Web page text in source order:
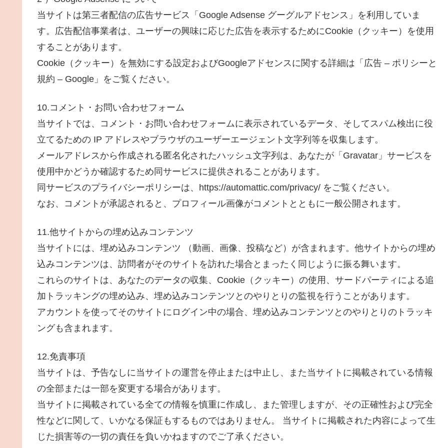
当サイトは第三者配信の広告サービス「Google Adsense グーグルアドセンス」を利用していま
す。広告配信事業者は、ユーザーの興味に応じた広告を表示するためにCookie（クッキー）を使用
することがあります。
Cookie（クッキー）を無効にする設定およびGoogleアドセンスに関する詳細は「広告 – ポリシーと
規約 – Google」をご覧ください。
10.コメント・お問い合わせフォーム
当サイトでは、コメント・お問い合わせフォームに表示されているデータ、そしてスパム検出に役
立てるための IP アドレスやブラウザのユーザーエージェント文字列等を収集します。
メールアドレスから作成される匿名化されたハッシュ文字列は、あなたが「Gravatar」サービスを
使用中かどうか確認するため同サービスに提供されることがあります。
同サービスのプライバシーポリシーは、https://automattic.com/privacy/ をご覧ください。
なお、コメントが承認されると、プロフィール画像がコメントとともに一般公開されます。
11.他サイトからの埋め込みコンテンツ
当サイトには、埋め込みコンテンツ （動画、画像、投稿など）が含まれます。他サイトからの埋め
込みコンテンツは、訪問者がそのサイトを訪れた場合とまったく同じように振る舞います。
これらのサイトは、あなたのデータの収集、Cookie（クッキー）の使用、サードパーティによる追
加トラッキングの埋め込み、埋め込みコンテンツとのやりとりの監視を行うことがあります。
アカウントを使ってそのサイトにログイン中の場合、埋め込みコンテンツとのやりとりのトラッキ
ングも含まれます。
12.免責事項
当サイトは、予告なしに当サイトの運営を停止または中止し、また当サイトに掲載されている情報
の全部または一部を変更する場合があります。
当サイトに掲載されている全ての情報を慎重に作成し、また管理しますが、その正確性および完全
性などに関して、いかなる保証もするものではありません。 当サイトに掲載された内容によって生
じた損害等の一切の責任を負いかねますのでご了承ください。